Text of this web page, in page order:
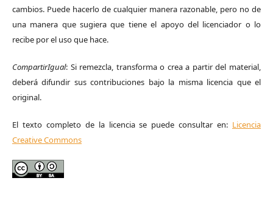
cambios. Puede hacerlo de cualquier manera razonable, pero no de
una manera que sugiera que tiene el apoyo del licenciador o lo
recibe por el uso que hace.
CompartirIgual: Si remezcla, transforma o crea a partir del material,
deberá difundir sus contribuciones bajo la misma licencia que el
original.
El texto completo de la licencia se puede consultar en: Licencia
Creative Commons